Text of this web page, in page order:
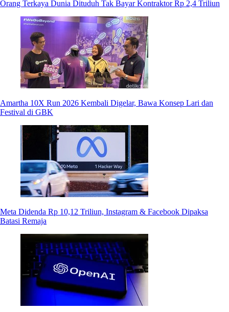
Orang Terkaya Dunia Dituduh Tak Bayar Kontraktor Rp 2,4 Triliun
Amartha 10X Run 2026 Kembali Digelar, Bawa Konsep Lari dan
Festival di GBK
Meta Didenda Rp 10,12 Triliun, Instagram & Facebook Dipaksa
Batasi Remaja